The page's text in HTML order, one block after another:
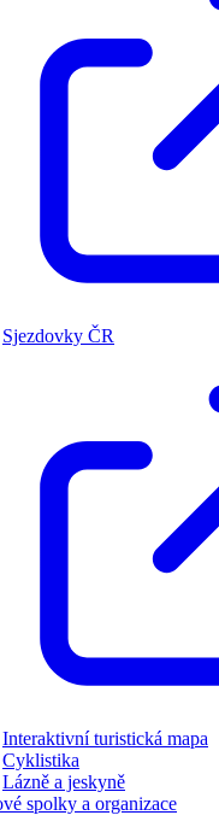
Sjezdovky ČR
Interaktivní turistická mapa
Cyklistika
Lázně a jeskyně
spolky a organizace